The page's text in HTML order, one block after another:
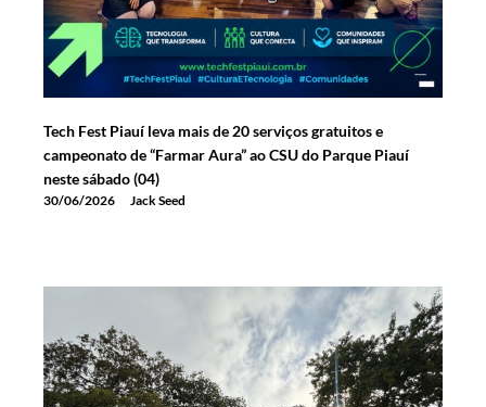
Tech Fest Piauí leva mais de 20 serviços gratuitos e
campeonato de “Farmar Aura” ao CSU do Parque Piauí
neste sábado (04)
30/06/2026 Jack Seed